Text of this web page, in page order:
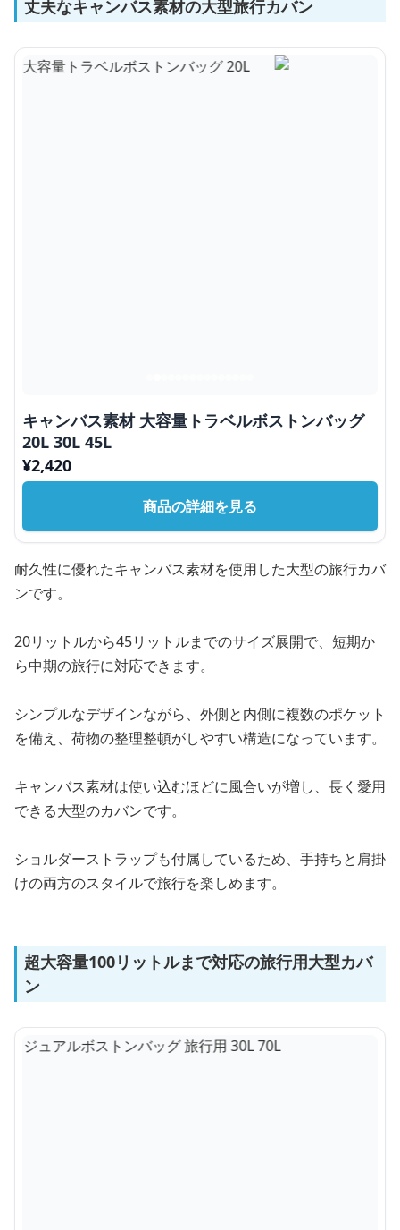
丈夫なキャンバス素材の大型旅行カバン
キャンバス素材 大容量トラベルボストンバッグ
20L 30L 45L
¥2,420
商品の詳細を見る
耐久性に優れたキャンバス素材を使用した大型の旅行カバ
ンです。
20リットルから45リットルまでのサイズ展開で、短期か
ら中期の旅行に対応できます。
シンプルなデザインながら、外側と内側に複数のポケット
を備え、荷物の整理整頓がしやすい構造になっています。
キャンバス素材は使い込むほどに風合いが増し、長く愛用
できる大型のカバンです。
ショルダーストラップも付属しているため、手持ちと肩掛
けの両方のスタイルで旅行を楽しめます。
超大容量100リットルまで対応の旅行用大型カバ
ン